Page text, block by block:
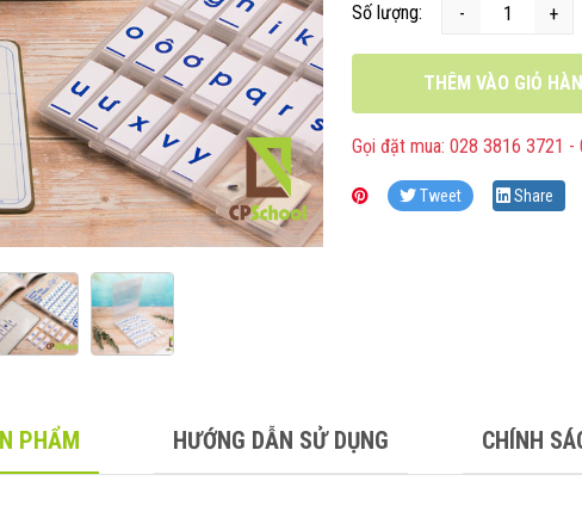
Số lượng: - +
THÊM VÀO GIỎ
Gọi đặt mua: 028 3816 3721
Tweet Share
PHẨM HƯỚNG DẪN SỬ DỤNG CHÍNH